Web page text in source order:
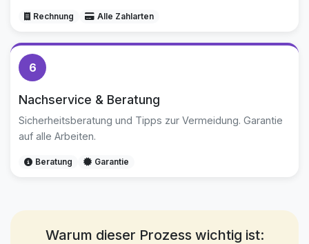
Rechnung Alle Zahlarten
6
Nachservice & Beratung
Sicherheitsberatung und Tipps zur Vermeidung. Garantie
auf alle Arbeiten.
Beratung Garantie
Warum dieser Prozess wichtig ist: